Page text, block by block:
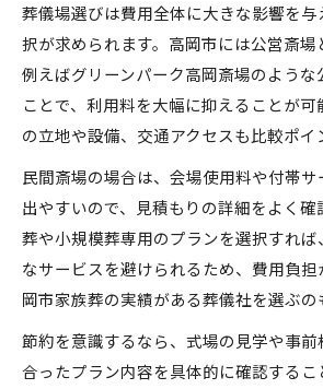
葬儀費用申請で押さえるべ
申請手続き時に必要な葬儀
家族と分担する申請準備の
今市で無駄なく葬儀を進める実
葬儀費用の最適化に役立つ
高岡市今市の葬儀場活用法
無駄を省く葬儀費用管理の
実際に役立つ葬儀費用節約
葬儀費用を抑えるための情
葬儀場選びは費用全体に大きな影響を
択が求められます。高岡市には公営斎場
例えばグリーンパーク高岡斎場のような
ことで、利用料を大幅に抑えることが
の立地や設備、交通アクセスも比較ポイ
民間斎場の場合は、会場使用料や付帯
出やすいので、見積もりの詳細をよく確
葬や小規模葬専用のプランを選択すれ
なサービスを避けられるため、費用負
岡市家族葬の実績がある葬儀社を選ぶの
節約を意識するなら、式場の見学や事
合ったプラン内容を具体的に確認する